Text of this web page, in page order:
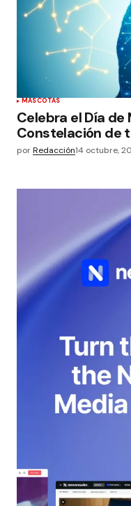
MASCOTAS
Celebra el Día
Constelación de
porRedacción14 octubre,